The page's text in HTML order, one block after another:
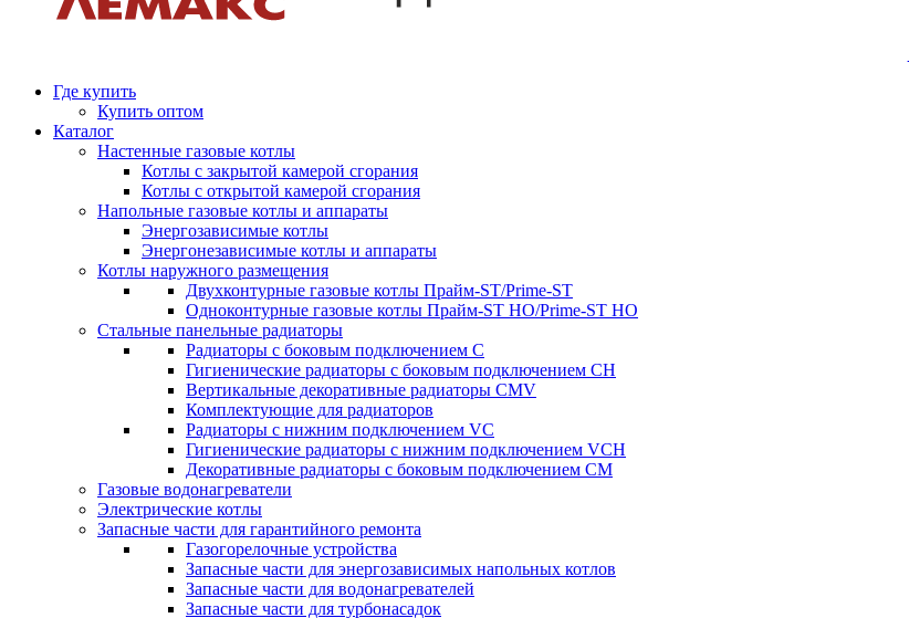
Где купить
Купить оптом
Каталог
Настенные газовые котлы
Котлы с закрытой камерой сгорания
Котлы с открытой камерой сгорания
Напольные газовые котлы и аппараты
Энергозависимые котлы
Энергонезависимые котлы и аппараты
Котлы наружного размещения
Двухконтурные газовые котлы Прайм-ST/Prime-ST
Одноконтурные газовые котлы Прайм-ST HO/Prime-ST HO
Стальные панельные радиаторы
Радиаторы c боковым подключением C
Гигиенические радиаторы c боковым подключением CH
Вертикальные декоративные радиаторы CMV
Комплектующие для радиаторов
Радиаторы c нижним подключением VC
Гигиенические радиаторы c нижним подключением VCH
Декоративные радиаторы с боковым подключением CM
Газовые водонагреватели
Электрические котлы
Запасные части для гарантийного ремонта
Газогорелочные устройства
Запасные части для энергозависимых напольных котлов
Запасные части для водонагревателей
Запасные части для турбонасадок